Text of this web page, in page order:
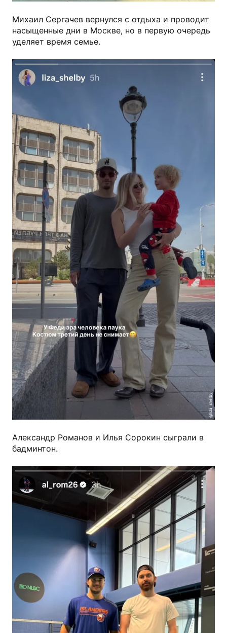
Михаил Сергачев вернулся с отдыха и проводит
насыщенные дни в Москве, но в первую очередь
уделяет время семье.
@liza_shelby
Александр Романов и Илья Сорокин сыграли в
бадминтон.